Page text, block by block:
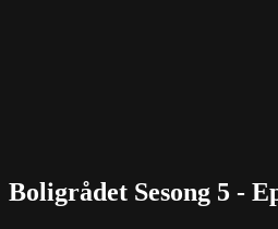
Boligrådet Sesong 5 -